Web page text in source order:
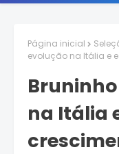
Página inicial
evolução na Itália e
na Itália